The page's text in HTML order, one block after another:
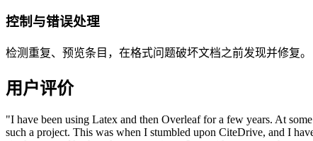
控制与错误处理
检测重复、预览条目，在格式问题破坏文档之前发现并修复。
用户评价
"I have been using Latex and then Overleaf for a few years. At
such a project. This was when I stumbled upon CiteDrive, and I